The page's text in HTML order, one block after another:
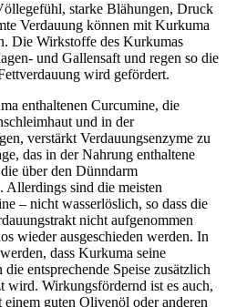
starke Blähungen, Druck
Verdauung können mit Kurkuma
Die Wirkstoffe des Kurkumas
und Gallensaft und regen so die
wird gefördert.
enthaltenen Curcumine, die
und in der
verstärkt Verdauungsenzyme zu
das in der Nahrung enthaltene
über den Dünndarm
Allerdings sind die meisten
– nicht wasserlöslich, so dass die
nicht aufgenommen
wieder ausgeschieden werden. In
dass Kurkuma seine
entsprechende Speise zusätzlich
wird. Wirkungsfördernd ist es auch,
guten Olivenöl oder anderen